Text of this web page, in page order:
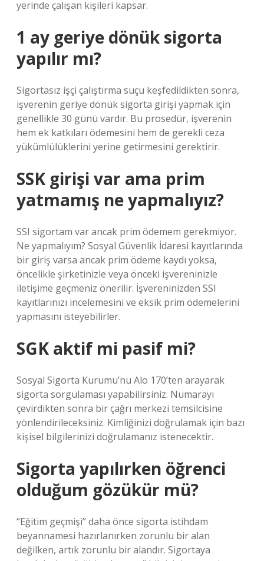
yerinde çalışan kişileri kapsar.
1 ay geriye dönük sigorta
yapılır mı?
Sigortasız işçi çalıştırma suçu keşfedildikten sonra,
işverenin geriye dönük sigorta girişi yapmak için
genellikle 30 günü vardır. Bu prosedür, işverenin
hem ek katkıları ödemesini hem de gerekli ceza
yükümlülüklerini yerine getirmesini gerektirir.
SSK girişi var ama prim
yatmamış ne yapmalıyız?
SSI sigortam var ancak prim ödemem gerekmiyor.
Ne yapmalıyım? Sosyal Güvenlik İdaresi kayıtlarında
bir giriş varsa ancak prim ödeme kaydı yoksa,
öncelikle şirketinizle veya önceki işvereninizle
iletişime geçmeniz önerilir. İşvereninizden SSI
kayıtlarınızı incelemesini ve eksik prim ödemelerini
yapmasını isteyebilirler.
SGK aktif mi pasif mi?
Sosyal Sigorta Kurumu’nu Alo 170’ten arayarak
sigorta sorgulaması yapabilirsiniz. Numarayı
çevirdikten sonra bir çağrı merkezi temsilcisine
yönlendirileceksiniz. Kimliğinizi doğrulamak için bazı
kişisel bilgilerinizi doğrulamanız istenecektir.
Sigorta yapılırken öğrenci
olduğum gözükür mü?
“Eğitim geçmişi” daha önce sigorta istihdam
beyannamesi hazırlanırken zorunlu bir alan
değilken, artık zorunlu bir alandır. Sigortaya